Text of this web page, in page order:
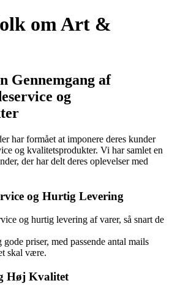
om Art &
Gennemgang af
og
har formået at imponere deres kunder
og kvalitetsprodukter. Vi har samlet en
der har delt deres oplevelser med
og Hurtig Levering
og hurtig levering af varer, så snart de
priser, med passende antal mails
skal være.
Høj Kvalitet